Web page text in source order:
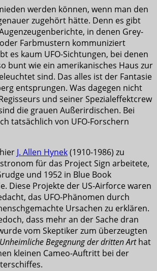
werden können, wenn man den
zugehört hätte. Denn es gibt
in denen Grey-
Farbmustern kommuniziert
es kaum UFO-Sichtungen, bei denen
bunt wie ein amerikanisches Haus zur
sind. Das alles ist der Fantasie
entsprungen. Was dagegen nicht
und seiner Spezialeffektcrew
die grauen Außerirdischen. Bei
tatsächlich von UFO-Forschern
J. Allen Hynek(1910-1986) zu
für das Project Sign arbeitete,
und 1952 in Blue Book
Diese Projekte der US-Airforce waren
das UFO-Phänomen durch
Ursachen zu erklären.
dass mehr an der Sache dran
vom Skeptiker zum überzeugten
Unheimliche Begegnung der dritten Arthat
kleinen Cameo-Auftritt bei der